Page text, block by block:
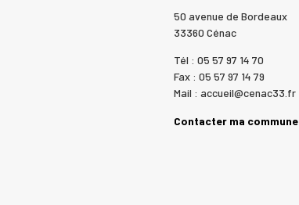
50 avenue de Bordeaux
33360 Cénac
Tél : 05 57 97 14 70
Fax : 05 57 97 14 79
Mail : accueil@cenac33.fr
Contacter ma commune